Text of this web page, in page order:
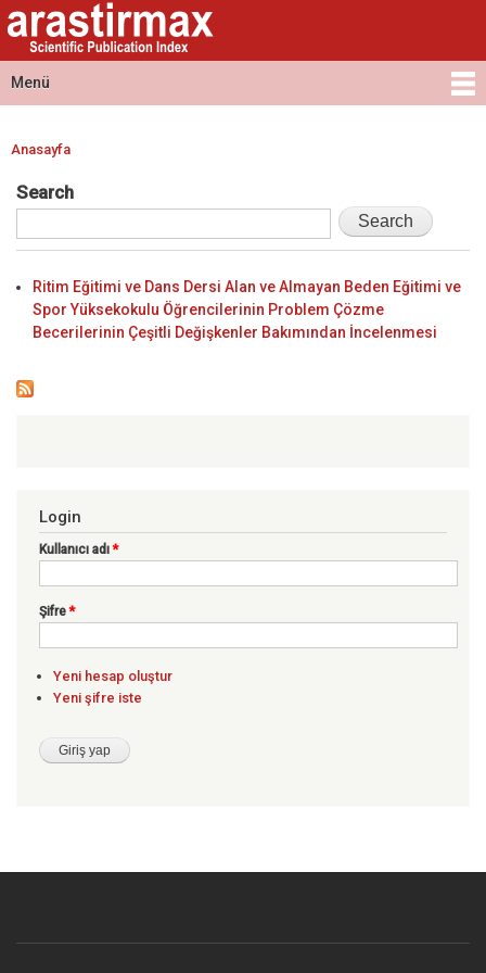
Ana
içeriğe
atla
Arastirmax
- Scientific
Publication
Index
Arastirmax
Scientific
Publication
Index
Menü
Ana menü
Buradasınız
Anasayfa
Search
Ritim Eğitimi ve Dans Dersi Alan ve Almayan Beden Eğitimi ve
Spor Yüksekokulu Öğrencilerinin Problem Çözme
Becerilerinin Çeşitli Değişkenler Bakımından İncelenmesi
Login
Kullanıcı adı*
Şifre*
Yeni hesap oluştur
Yeni şifre iste